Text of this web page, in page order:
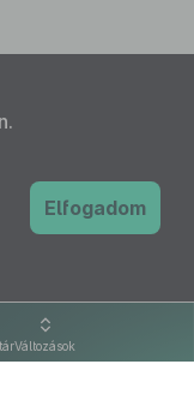
Változások
Elfogadom